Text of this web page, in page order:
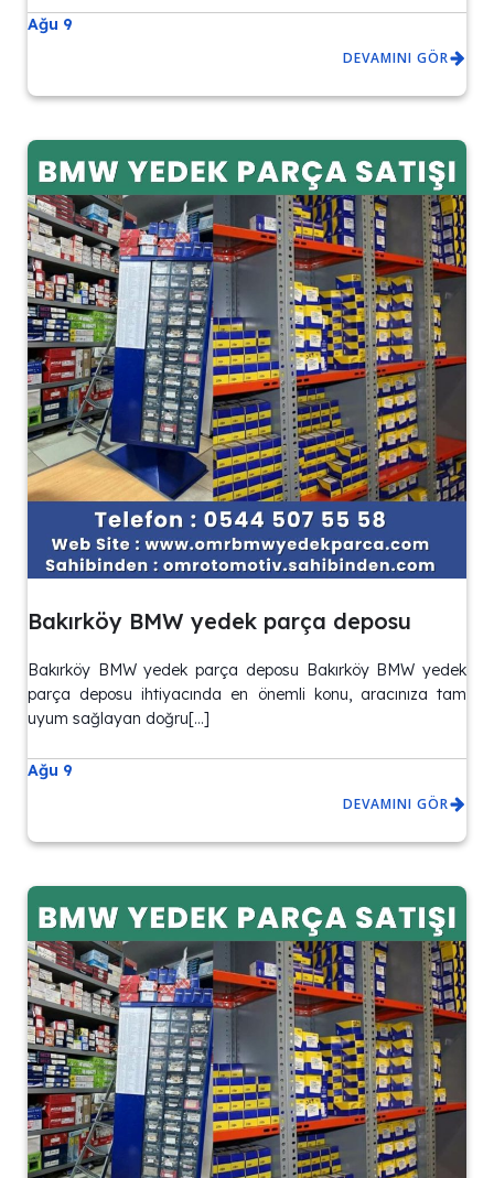
Ağu 9
DEVAMINI GÖR
Bakırköy BMW yedek parça deposu
Bakırköy BMW yedek parça deposu Bakırköy BMW yedek
parça deposu ihtiyacında en önemli konu, aracınıza tam
uyum sağlayan doğru[…]
Ağu 9
DEVAMINI GÖR